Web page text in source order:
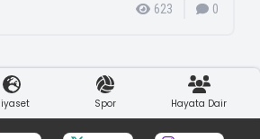
623 0
Spor Hayata Dair